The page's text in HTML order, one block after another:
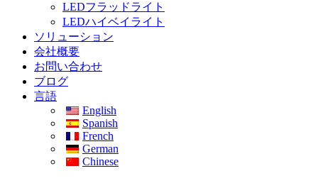
LEDフラッドライト
LEDハイベイライト
ソリューション
会社概要
お問い合わせ
ブログ
言語
English
Spanish
French
German
Chinese